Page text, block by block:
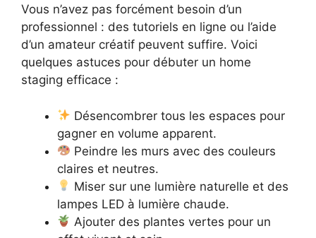
Vous n’avez pas forcément besoin d’un
professionnel : des tutoriels en ligne ou l’aide
d’un amateur créatif peuvent suffire. Voici
quelques astuces pour débuter un home
staging efficace :
Désencombrer tous les espaces pour
gagner en volume apparent.
Peindre les murs avec des couleurs
claires et neutres.
Miser sur une lumière naturelle et des
lampes LED à lumière chaude.
Ajouter des plantes vertes pour un